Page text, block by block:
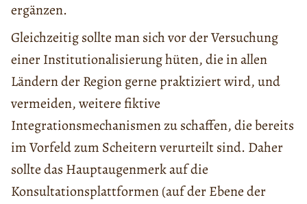
ergänzen.
Gleichzeitig sollte man sich vor der Versuchung
einer Institutionalisierung hüten, die in allen
Ländern der Region gerne praktiziert wird, und
vermeiden, weitere fiktive
Integrationsmechanismen zu schaffen, die bereits
im Vorfeld zum Scheitern verurteilt sind. Daher
sollte das Hauptaugenmerk auf die
Konsultationsplattformen (auf der Ebene der